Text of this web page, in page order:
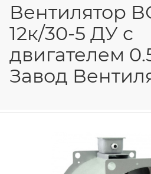
Вентилятор
12к/30-5 ДУ с
двигателем
Завод